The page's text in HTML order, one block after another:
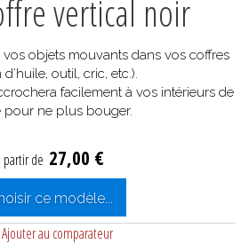
vertical noir
objets mouvants dans vos coffres
outil, cric, etc.).
facilement à vos intérieurs de
pour ne plus bouger.
partir de 27,00 €
ce modèle...
Ajouter au comparateur